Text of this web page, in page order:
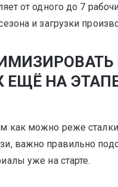
от одного до 7
и загрузки
ЕЩЁ НА
как можно реже
важно правильно
уже на старте.